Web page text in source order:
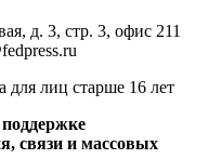
д. 3, стр. 3, офис 211
для лиц старше 16 лет
связи и массовых